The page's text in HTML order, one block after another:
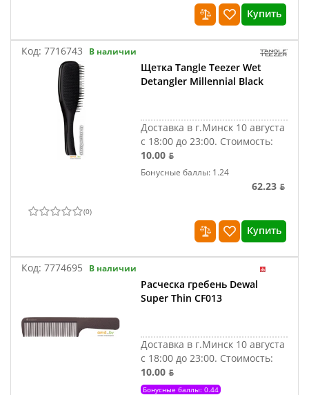
Купить
Код: 7716743 В наличии
Щетка Tangle Teezer Wet
Detangler Millennial Black
Доставка в г.Минск 10 августа
с 18:00 до 23:00. Стоимость:
10.00 ƃ
Бонусные баллы: 1.24
62.23 ƃ
(0)
Купить
Код: 7774695 В наличии
Расческа гребень Dewal
Super Thin CF013
Доставка в г.Минск 10 августа
с 18:00 до 23:00. Стоимость:
10.00 ƃ
Бонусные баллы: 0.44